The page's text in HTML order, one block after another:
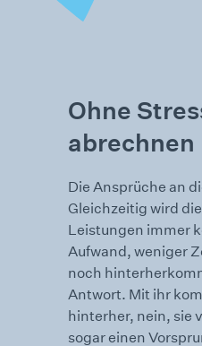
Ohne
abrechnen
Die Ansprüche an
Gleichzeitig wird
Leistungen immer
Aufwand, weniger
noch
Antwort. Mit ihr
hinterher, nein, sie
sogar einen